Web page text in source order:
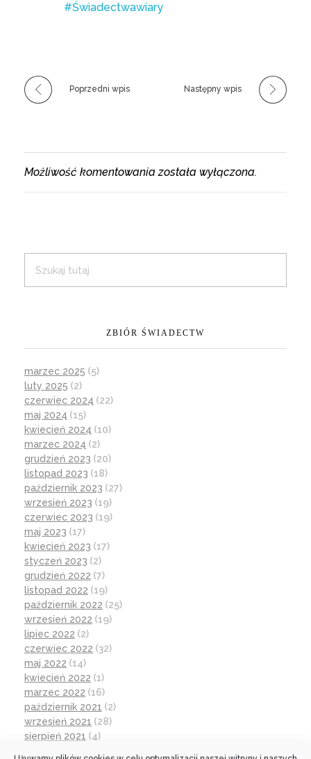
#Świadectwawiary
Poprzedni wpis Następny wpis
Możliwość komentowania została wyłączona.
ZBIÓR ŚWIADECTW
marzec 2025 (5)
luty 2025 (2)
czerwiec 2024 (22)
maj 2024 (15)
kwiecień 2024 (10)
marzec 2024 (2)
grudzień 2023 (20)
listopad 2023 (18)
październik 2023 (27)
wrzesień 2023 (19)
czerwiec 2023 (19)
maj 2023 (17)
kwiecień 2023 (17)
styczeń 2023 (2)
grudzień 2022 (7)
listopad 2022 (19)
październik 2022 (25)
wrzesień 2022 (19)
lipiec 2022 (2)
czerwiec 2022 (32)
maj 2022 (14)
kwiecień 2022 (1)
marzec 2022 (16)
październik 2021 (2)
wrzesień 2021 (28)
sierpień 2021 (4)